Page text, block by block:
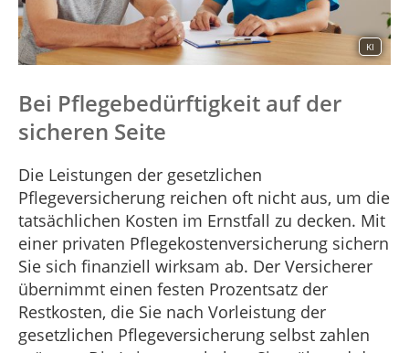
KI
Bei Pflegebedürftigkeit auf der
sicheren Seite
Die Leistungen der gesetzlichen
Pflegeversicherung reichen oft nicht aus, um die
tatsächlichen Kosten im Ernstfall zu decken. Mit
einer privaten Pflegekostenversicherung sichern
Sie sich finanziell wirksam ab. Der Versicherer
übernimmt einen festen Prozentsatz der
Restkosten, die Sie nach Vorleistung der
gesetzlichen Pflegeversicherung selbst zahlen